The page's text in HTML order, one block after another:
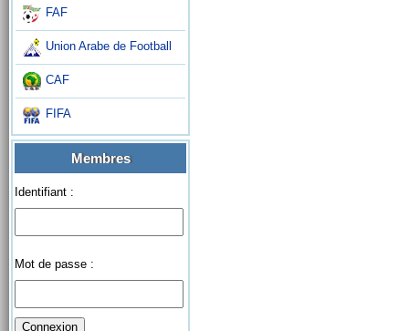
FAF
Union Arabe de Football
CAF
FIFA
Membres
Identifiant :
Mot de passe :